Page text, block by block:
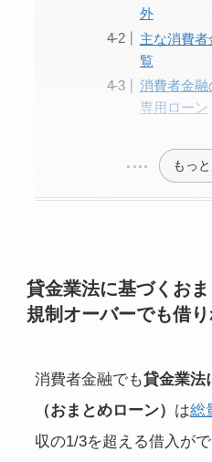
外
主な消費
覧
消費者金融
専用ローン
もっ
貸金業法に基づくお
規制オーバーでも借
消費者金融でも貸金業法
（おまとめローン） は総
収の1/3を超える借入がで